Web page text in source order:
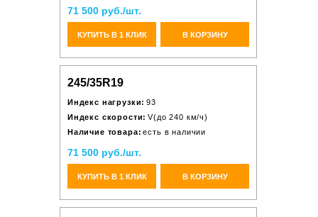
71 500 руб./шт.
КУПИТЬ В 1 КЛИК В КОРЗИНУ
245/35R19
Индекс нагрузки: 93
Индекс скорости: V(до 240 км/ч)
Наличие товара: есть в наличии
71 500 руб./шт.
КУПИТЬ В 1 КЛИК В КОРЗИНУ